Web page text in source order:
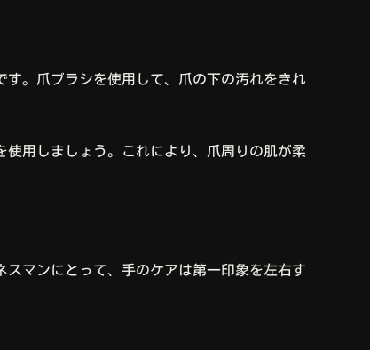
。爪ブラシを使用して、爪の下の汚れをきれ
用しましょう。これにより、爪周りの肌が柔
マンにとって、手のケアは第一印象を左右す